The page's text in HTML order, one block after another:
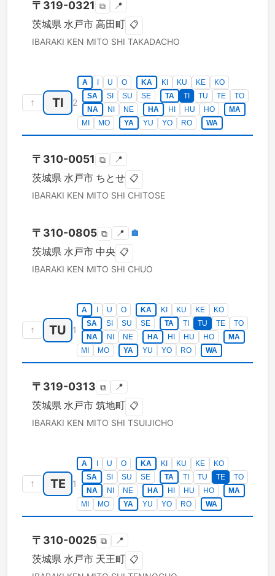
〒 319-0321 ⧉ 📍
茨城県 水戸市 高田町 📋
IBARAKI KEN MITO SHI TAKADACHO
↑ TI 2
A U O KA KI KU KE
KO
SA
SI SU SE TA TI TU TE
TO
NA
NI NE HA HI HU HO
MA
MI
MO YA YU YO RO WA
〒 310-0051 ⧉ 📍
茨城県 水戸市 ちとせ 📋
IBARAKI KEN MITO SHI CHITOSE
〒 310-0805 ⧉ 📍 🏣
茨城県 水戸市 中央 📋
IBARAKI KEN MITO SHI CHUO
↑ TU 1
A U O KA KI KU KE
KO
SA
SI SU SE TA TI TU TE
TO
NA
NI NE HA HI HU HO
MA
MI
MO YA YU YO RO WA
〒 319-0313 ⧉ 📍
茨城県 水戸市 筑地町 📋
IBARAKI KEN MITO SHI TSUIJICHO
↑ TE 1
A U O KA KI KU KE
KO
SA
SI SU SE TA TI TU TE
TO
NA
NI NE HA HI HU HO
MA
MI
MO YA YU YO RO WA
〒 310-0025 ⧉ 📍
茨城県 水戸市 天王町 📋